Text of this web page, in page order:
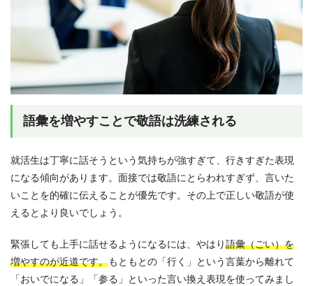
語彙を増やすことで敬語は洗練される
就活生は丁寧に話そうという気持ちが強すぎて、行きすぎた表現
になる傾向があります。面接では敬語にとらわれすぎず、言いた
いことを的確に伝えることが優先です。その上で正しい敬語が使
えるとより良いでしょう。
緊張しても上手に話せるようになるには、やはり語彙（ごい）を
増やすのが近道です。もともとの「行く」という言葉から離れて
「おいでになる」「参る」といった言い換え表現を使ってみまし